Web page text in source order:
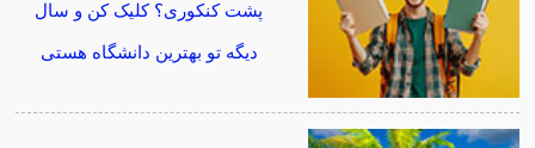
پشت کنکوری؟ کلیک کن و سال
دیگه تو بهترین دانشگاه هستی